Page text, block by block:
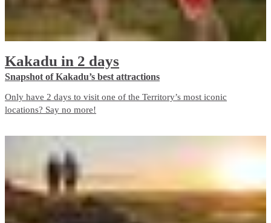
Kakadu in 2 days
Snapshot of Kakadu’s best attractions
Only have 2 days to visit one of the Territory’s most iconic
locations? Say no more!